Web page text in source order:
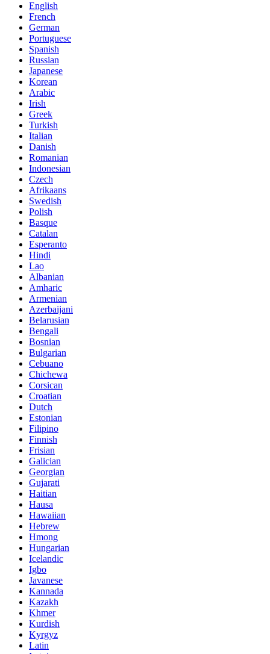
English
French
German
Portuguese
Spanish
Russian
Japanese
Korean
Arabic
Irish
Greek
Turkish
Italian
Danish
Romanian
Indonesian
Czech
Afrikaans
Swedish
Polish
Basque
Catalan
Esperanto
Hindi
Lao
Albanian
Amharic
Armenian
Azerbaijani
Belarusian
Bengali
Bosnian
Bulgarian
Cebuano
Chichewa
Corsican
Croatian
Dutch
Estonian
Filipino
Finnish
Frisian
Galician
Georgian
Gujarati
Haitian
Hausa
Hawaiian
Hebrew
Hmong
Hungarian
Icelandic
Igbo
Javanese
Kannada
Kazakh
Khmer
Kurdish
Kyrgyz
Latin